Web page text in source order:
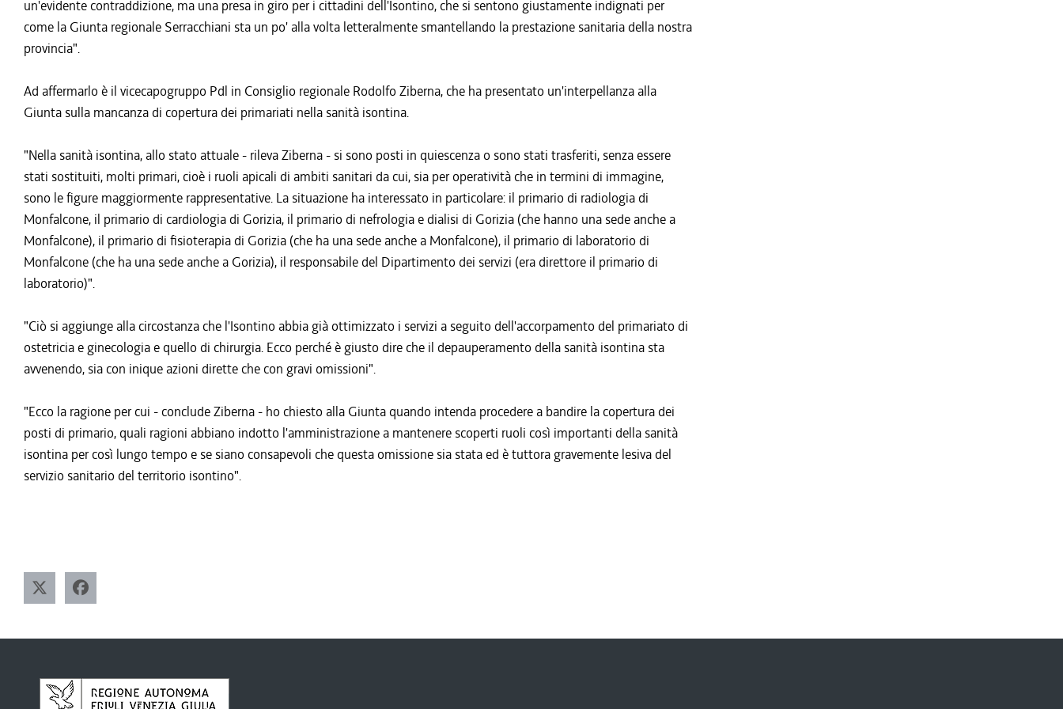
un'evidente contraddizione, ma una presa in giro per i cittadini dell'Isontino, che si sentono giustamente indignati per
come la Giunta regionale Serracchiani sta un po' alla volta letteralmente smantellando la prestazione sanitaria della nostra
provincia".
Ad affermarlo è il vicecapogruppo Pdl in Consiglio regionale Rodolfo Ziberna, che ha presentato un'interpellanza alla
Giunta sulla mancanza di copertura dei primariati nella sanità isontina.
"Nella sanità isontina, allo stato attuale - rileva Ziberna - si sono posti in quiescenza o sono stati trasferiti, senza essere
stati sostituiti, molti primari, cioè i ruoli apicali di ambiti sanitari da cui, sia per operatività che in termini di immagine,
sono le figure maggiormente rappresentative. La situazione ha interessato in particolare: il primario di radiologia di
Monfalcone, il primario di cardiologia di Gorizia, il primario di nefrologia e dialisi di Gorizia (che hanno una sede anche a
Monfalcone), il primario di fisioterapia di Gorizia (che ha una sede anche a Monfalcone), il primario di laboratorio di
Monfalcone (che ha una sede anche a Gorizia), il responsabile del Dipartimento dei servizi (era direttore il primario di
laboratorio)".
"Ciò si aggiunge alla circostanza che l'Isontino abbia già ottimizzato i servizi a seguito dell'accorpamento del primariato di
ostetricia e ginecologia e quello di chirurgia. Ecco perché è giusto dire che il depauperamento della sanità isontina sta
avvenendo, sia con inique azioni dirette che con gravi omissioni".
"Ecco la ragione per cui - conclude Ziberna - ho chiesto alla Giunta quando intenda procedere a bandire la copertura dei
posti di primario, quali ragioni abbiano indotto l'amministrazione a mantenere scoperti ruoli così importanti della sanità
isontina per così lungo tempo e se siano consapevoli che questa omissione sia stata ed è tuttora gravemente lesiva del
servizio sanitario del territorio isontino".